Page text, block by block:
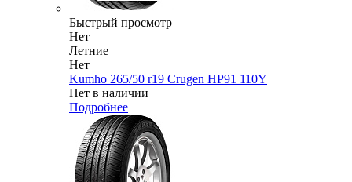
Быстрый просмотр
Нет
Летние
Нет
Kumho 265/50 r19 Crugen HP91 110Y
Нет в наличии
Подробнее